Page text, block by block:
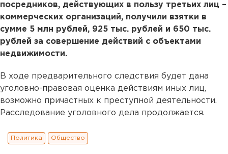
посредников, действующих в пользу третьих лиц –
коммерческих организаций, получили взятки в
сумме 5 млн рублей, 925 тыс. рублей и 650 тыс.
рублей за совершение действий с объектами
недвижимости.
В ходе предварительного следствия будет дана
уголовно-правовая оценка действиям иных лиц,
возможно причастных к преступной деятельности.
Расследование уголовного дела продолжается.
Политика Общество